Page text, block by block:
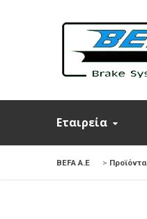
Εταιρεία
BEFA Α.Ε > Προϊόντα